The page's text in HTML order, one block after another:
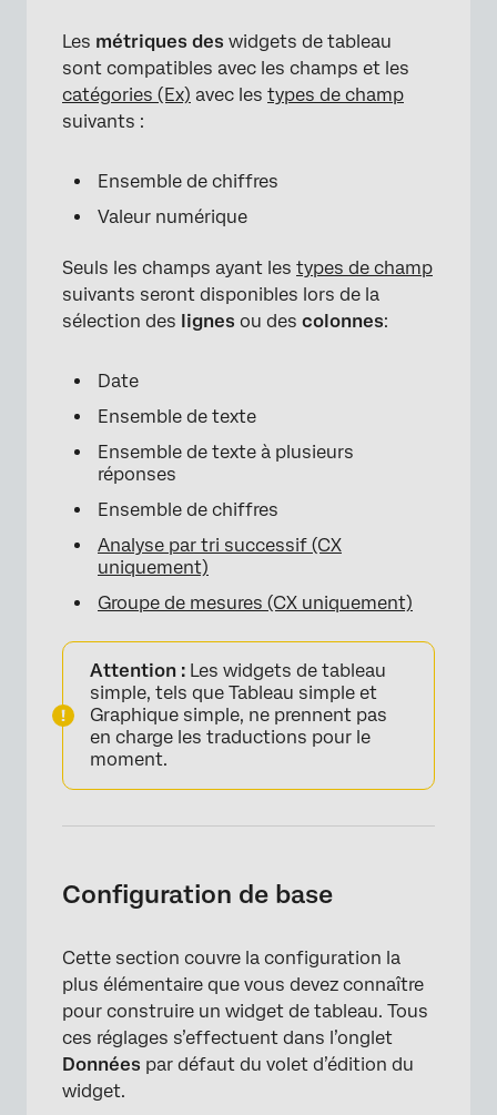
×
Les métriques des widgets de tableau
sont compatibles avec les champs et les
catégories (Ex) avec les types de champ
suivants :
Ensemble de chiffres
Valeur numérique
Seuls les champs ayant les types de champ
suivants seront disponibles lors de la
sélection des lignes ou des colonnes:
Date
Ensemble de texte
Ensemble de texte à plusieurs
réponses
Ensemble de chiffres
Analyse par tri successif (CX
uniquement)
Groupe de mesures (CX uniquement)
Attention : Les widgets de tableau
simple, tels que Tableau simple et
Graphique simple, ne prennent pas
en charge les traductions pour le
moment.
Configuration de base
Cette section couvre la configuration la
plus élémentaire que vous devez connaître
pour construire un widget de tableau. Tous
ces réglages s’effectuent dans l’onglet
Données par défaut du volet d’édition du
widget.